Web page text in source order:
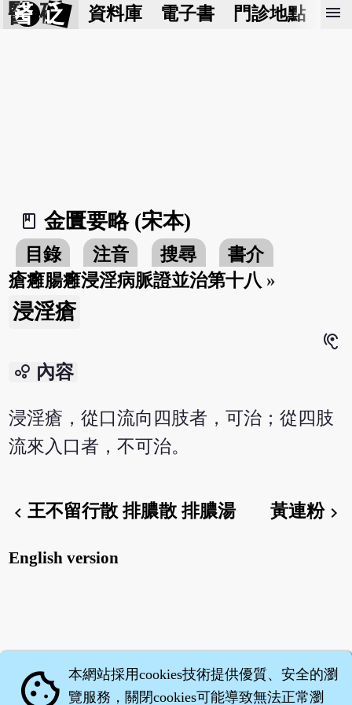
醫 砭 資料庫 電子書 門診地點 預
menu
book_2
金匱要略 (宋本)
目錄 注音 搜尋
書介
瘡癰腸癰浸淫病脈證並治第十八 »
浸淫瘡
hearing
bubble_chart 內容
浸淫瘡，從口流向四肢者，可治；從四肢
流來入口者，不可治。
chevron_left王不留行散 排膿散 排膿湯 黃連粉chevron_right
English version
cookie 本網站採用cookies技術提供優質、安全的瀏
覽服務，關閉cookies可能導致無法正常瀏